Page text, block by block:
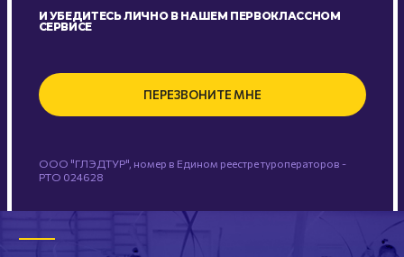
И УБЕДИТЕСЬ ЛИЧНО В НАШЕМ ПЕРВОКЛАССНОМ
СЕРВИСЕ
ПЕРЕЗВОНИТЕ МНЕ
ООО "ГЛЭДТУР", номер в Едином реестре туроператоров -
РТО 024628